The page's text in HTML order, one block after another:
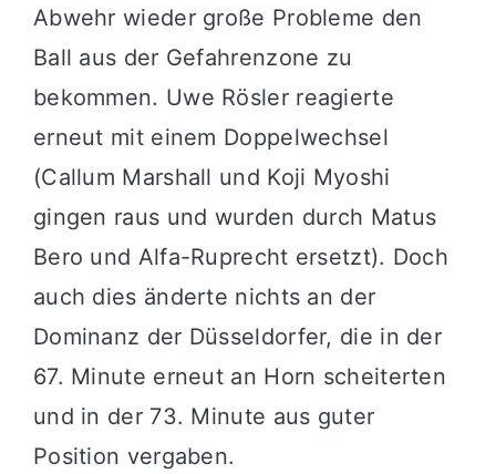
Abwehr wieder große Probleme den
Ball aus der Gefahrenzone zu
bekommen. Uwe Rösler reagierte
erneut mit einem Doppelwechsel
(Callum Marshall und Koji Myoshi
gingen raus und wurden durch Matus
Bero und Alfa-Ruprecht ersetzt). Doch
auch dies änderte nichts an der
Dominanz der Düsseldorfer, die in der
67. Minute erneut an Horn scheiterten
und in der 73. Minute aus guter
Position vergaben.